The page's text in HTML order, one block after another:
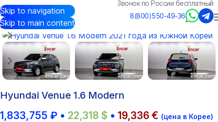
Skip to navigation
Skip to main content
Звонок по России бесплатный
8(800)550-49-36
Авто из Кореи/Каталог Venue
Hyundai Venue 1.6 Modern
1,833,755 ₽ • 22,318 $ • 19,336 € (цена в Корее)